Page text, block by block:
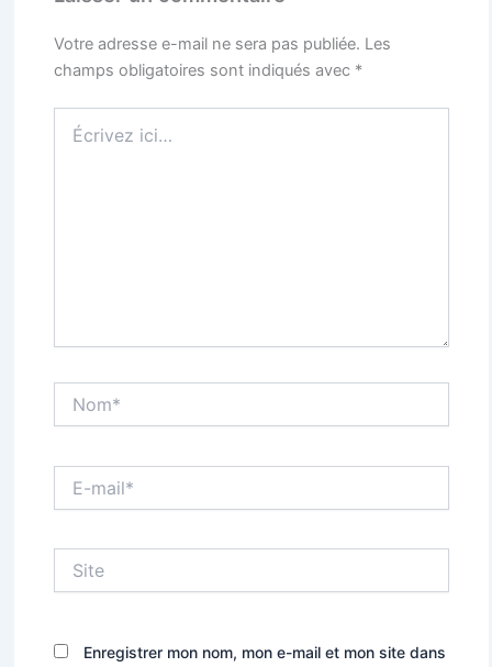
Votre adresse e-mail ne sera pas publiée. Les
champs obligatoires sont indiqués avec *
ici…
mail*
Enregistrer mon nom, mon e-mail et mon site dans